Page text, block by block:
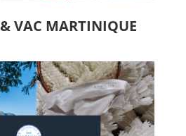
VAC MARTINIQUE